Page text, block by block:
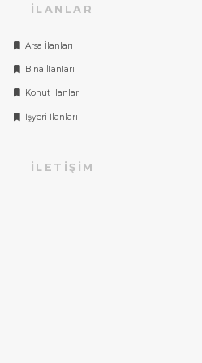
İLANLAR
Arsa İlanları
Bina İlanları
Konut İlanları
İşyeri İlanları
İLETIŞIM